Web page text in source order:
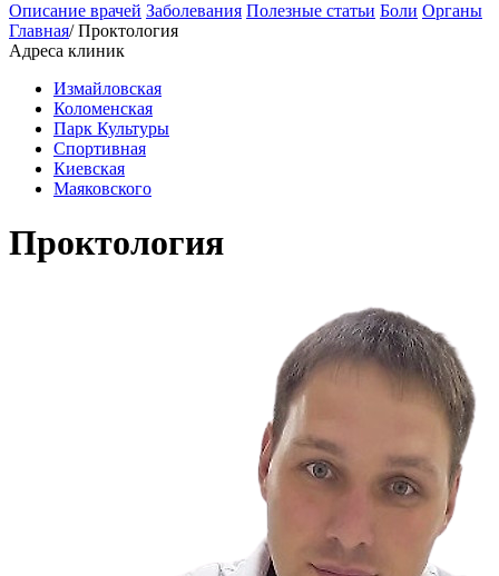
Описание врачей Заболевания Полезные статьи Боли Органы
Главная/ Проктология
Адреса клиник
Измайловская
Коломенская
Парк Культуры
Спортивная
Киевская
Маяковского
Проктология